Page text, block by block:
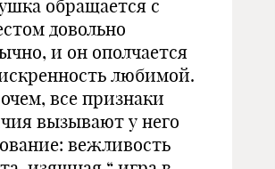
обращается с
довольно
и он ополчается
любимой.
все признаки
вызывают у него
вежливость